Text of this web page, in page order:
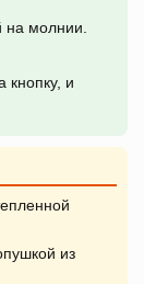
на молнии.
кнопку, и
из